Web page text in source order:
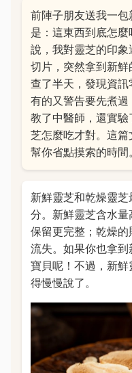
前陣子朋友送我一
是：這東西到底怎
說，我對靈芝的印
切片，突然拿到新
查了半天，發現資訊
有的又警告要先煮
教了中醫師，還實
芝怎麼吃才對。這
幫你省點摸索的時間。
新鮮靈芝和乾燥靈
分。新鮮靈芝含水
保留更完整；乾燥
流失。如果你也拿
寶貝呢！不過，新
得慢慢說了。